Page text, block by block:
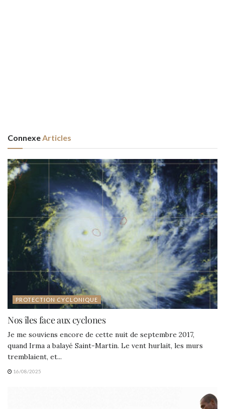
Connexe Articles
PROTECTION CYCLONIQUE
Nos îles face aux cyclones
Je me souviens encore de cette nuit de septembre 2017,
quand Irma a balayé Saint-Martin. Le vent hurlait, les murs
tremblaient, et...
16/08/2025